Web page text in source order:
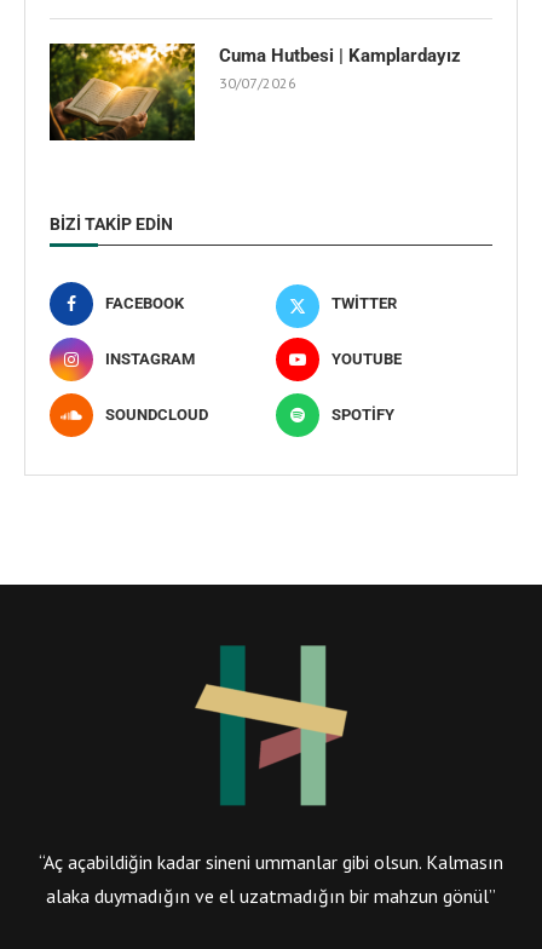
Cuma Hutbesi | Kamplardayız
30/07/2026
BIZI TAKIP EDIN
FACEBOOK TWITTER
INSTAGRAM YOUTUBE
SOUNDCLOUD SPOTIFY
“Aç açabildiğin kadar sineni ummanlar gibi olsun. Kalmasın
alaka duymadığın ve el uzatmadığın bir mahzun gönül”